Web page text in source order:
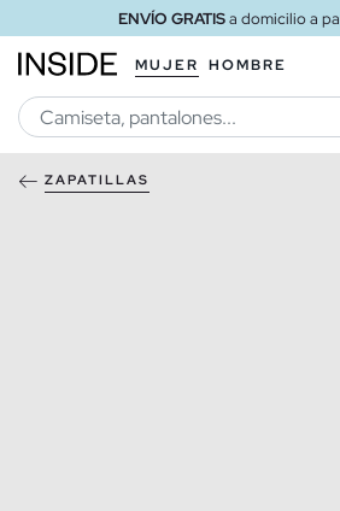
ENVÍO GRATISa domicilio a
MUJER HOMBRE
ZAPATILLAS